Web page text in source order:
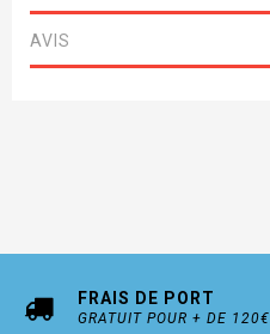
AVIS
FRAIS DE PORT
GRATUIT POUR + DE 120€